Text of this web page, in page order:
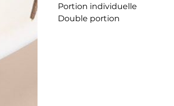
Portion individuelle
Double portion